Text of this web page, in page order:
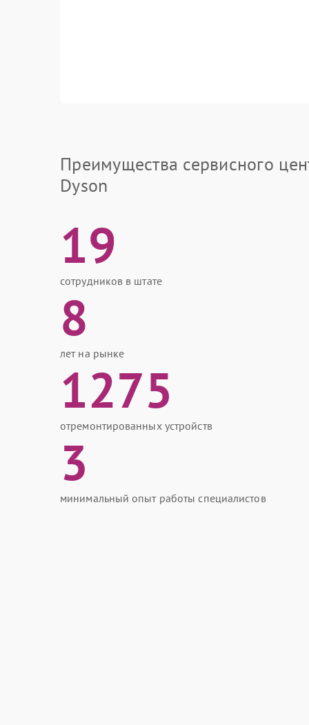
Преимущества сервисного
Dyson
19
сотрудников в штате
8
лет на рынке
1275
отремонтированных устройств
3
минимальный опыт работы специалистов